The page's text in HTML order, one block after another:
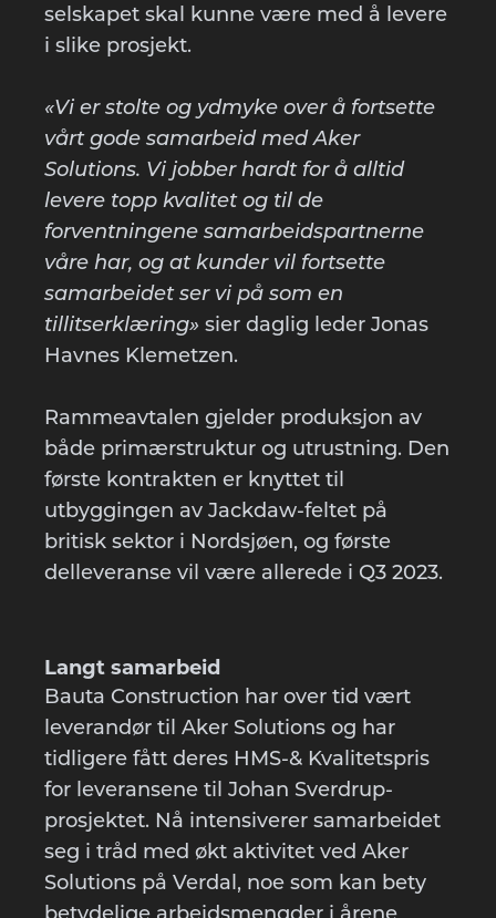
selskapet skal kunne være med å levere
i slike prosjekt.
«Vi er stolte og ydmyke over å fortsette
vårt gode samarbeid med Aker
Solutions. Vi jobber hardt for å alltid
levere topp kvalitet og til de
forventningene samarbeidspartnerne
våre har, og at kunder vil fortsette
samarbeidet ser vi på som en
tillitserklæring» sier daglig leder Jonas
Havnes Klemetzen.
Rammeavtalen gjelder produksjon av
både primærstruktur og utrustning. Den
første kontrakten er knyttet til
utbyggingen av Jackdaw-feltet på
britisk sektor i Nordsjøen, og første
delleveranse vil være allerede i Q3 2023.
Langt samarbeid
Bauta Construction har over tid vært
leverandør til Aker Solutions og har
tidligere fått deres HMS-& Kvalitetspris
for leveransene til Johan Sverdrup-
prosjektet. Nå intensiverer samarbeidet
seg i tråd med økt aktivitet ved Aker
Solutions på Verdal, noe som kan bety